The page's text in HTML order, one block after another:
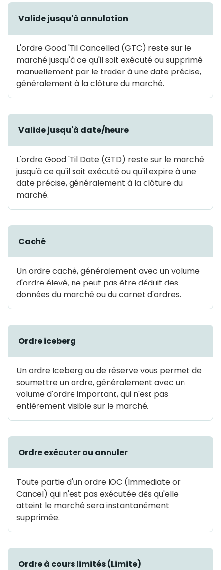
Valide jusqu'à annulation
L'ordre Good 'Til Cancelled (GTC) reste sur le
marché jusqu'à ce qu'il soit exécuté ou supprimé
manuellement par le trader à une date précise,
généralement à la clôture du marché.
Valide jusqu'à date/heure
L'ordre Good 'Til Date (GTD) reste sur le marché
jusqu'à ce qu'il soit exécuté ou qu'il expire à une
date précise, généralement à la clôture du
marché.
Caché
Un ordre caché, généralement avec un volume
d'ordre élevé, ne peut pas être déduit des
données du marché ou du carnet d'ordres.
Ordre iceberg
Un ordre Iceberg ou de réserve vous permet de
soumettre un ordre, généralement avec un
volume d'ordre important, qui n'est pas
entièrement visible sur le marché.
Ordre exécuter ou annuler
Toute partie d'un ordre IOC (Immediate or
Cancel) qui n'est pas exécutée dès qu'elle
atteint le marché sera instantanément
supprimée.
Ordre à cours limités (Limite)